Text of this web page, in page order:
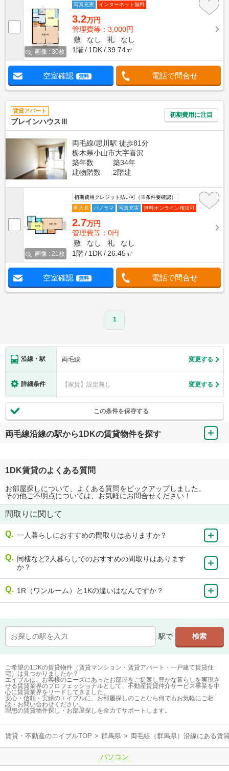
画像 : 30枚
写真充実 インターネット無料
3.2万円
管理費等：3,000円
敷
なし 礼
なし
1階
1DK 39.74㎡
空室確認 無料 電話で問合せ
賃貸アパート
ブレインハウスⅢ
初期費用に注目
両毛線/思川駅 徒歩81分
栃木県小山市大字喜沢
築年数
築34年
建物階数
2階建
画像 : 21枚
初期費用クレジット払い可（※条件要確認）
即入居
パノラマ 写真充実 無料オンライン相談可
2.7万円
管理費等：0円
敷
なし 礼
なし
1階
1DK 26.45㎡
空室確認 無料 電話で問合せ
1
沿線・駅 両毛線 変更する
詳細条件 【家賃】設定無し 変更する
この条件を保存する
両毛線沿線の駅から1DKの賃貸物件を探す
1DK賃貸のよくある質問
お部屋探しについて、よくある質問をピックアップしました。
その他ご不明点については、お気軽にお問合せください！
間取りに関して
一人暮らしにおすすめの間取りはありますか？
同棲など2人暮らしでのおすすめの間取りはあります
か？
1R（ワンルーム）と1Kの違いはなんですか？
駅で
ご希望の1DKの賃貸物件（賃貸マンション・賃貸アパート・一戸建て賃貸住
宅）は見つかりましたか？
エイブルは、お客様のニーズにあったお部屋をご提案し豊かな暮らしを実現さ
せる賃貸業界のプロフェッショナルとして、不動産賃貸仲介サービス事業を中
心に賃貸業界をリードしてきました。
安心・信頼・実績のエイブルに、お部屋探しのことなら何でもお気軽にご相
談・お問い合わせください。
理想の賃貸物件探し・お部屋探しを全力でサポートします。
賃貸・不動産のエイブルTOP > 群馬県 > 両毛線（群馬県）沿線にある賃
パソコン